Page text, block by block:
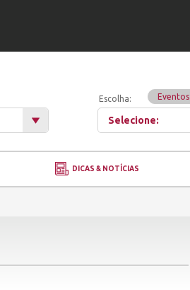
Escolha: Eventos
Selecione:
DICAS & NOTÍCIAS